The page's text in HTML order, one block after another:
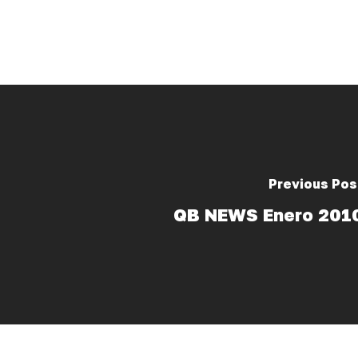
Previous
QB NEWS Enero